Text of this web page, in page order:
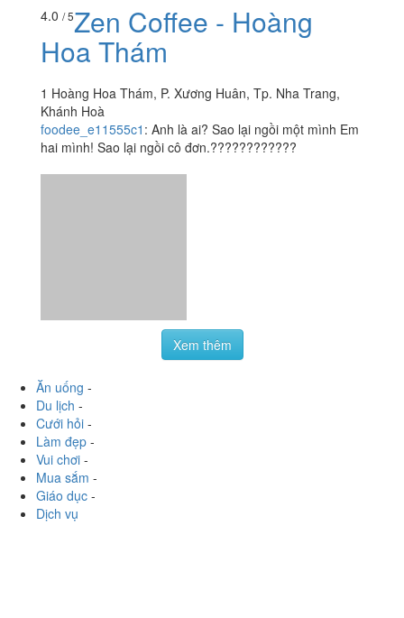
4.0 / 5Zen Coffee - Hoàng
Hoa Thám
1 Hoàng Hoa Thám, P. Xương Huân, Tp. Nha Trang,
Khánh Hoà
foodee_e11555c1 : Anh là ai? Sao lại ngồi một mình Em
hai mình! Sao lại ngồi cô đơn.????????????
Xem thêm
Ăn uống -
Du lịch -
Cưới hỏi -
Làm đẹp -
Vui chơi -
Mua sắm -
Giáo dục -
Dịch vụ